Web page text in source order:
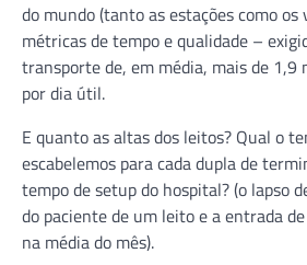
do mundo (tanto as estações como os
métricas de tempo e qualidade –
transporte de, em média, mais de 1,9
por dia útil.
E quanto as altas dos leitos? Qual o
escabelemos para cada dupla de
tempo de setup do hospital? (o lapso
do paciente de um leito e a entrada
na média do mês).